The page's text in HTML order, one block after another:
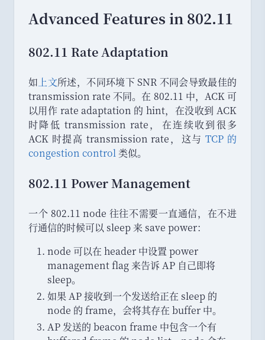
Advanced Features in 802.11
802.11 Rate Adaptation
如 上文所述， 不同环境下 SNR 不同会导致最佳的
transmission rate 不同。 在 802.11 中， ACK 可
以用作 rate adaptation 的 hint， 在没收到 ACK
时降低 transmission rate，
在连续收到很多
ACK 时提高 transmission rate， 这与TCP 的
congestion control类似。
802.11 Power Management
一个 802.11 node 往往不需要一直通信， 在不进
行通信的时候可以 sleep 来 save power：
node 可以在 header 中设置 power
management flag 来告诉 AP 自己即将
sleep。
如果 AP 接收到一个发送给正在 sleep 的
node 的 frame， 会将其存在 buffer 中。
AP 发送的 beacon frame 中包含一个有